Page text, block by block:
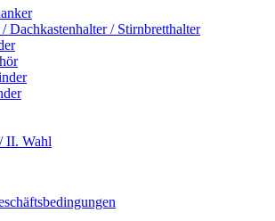
Dachkastenhalter / Stirnbretthalter
II. Wahl